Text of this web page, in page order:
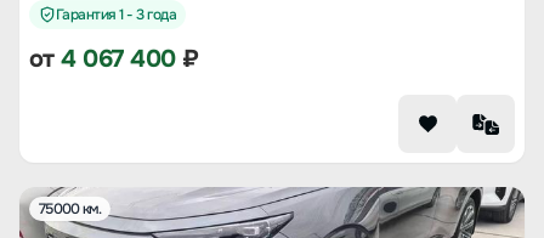
Гарантия 1 - 3 года
от4 067 400₽
75000 км.